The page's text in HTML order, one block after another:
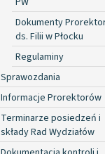
Dokumenty
ds. Filii w Płocku
Regulaminy
Sprawozdania
Informacje Prorektorów
Terminarze posiedzeń i
składy Rad Wydziałów